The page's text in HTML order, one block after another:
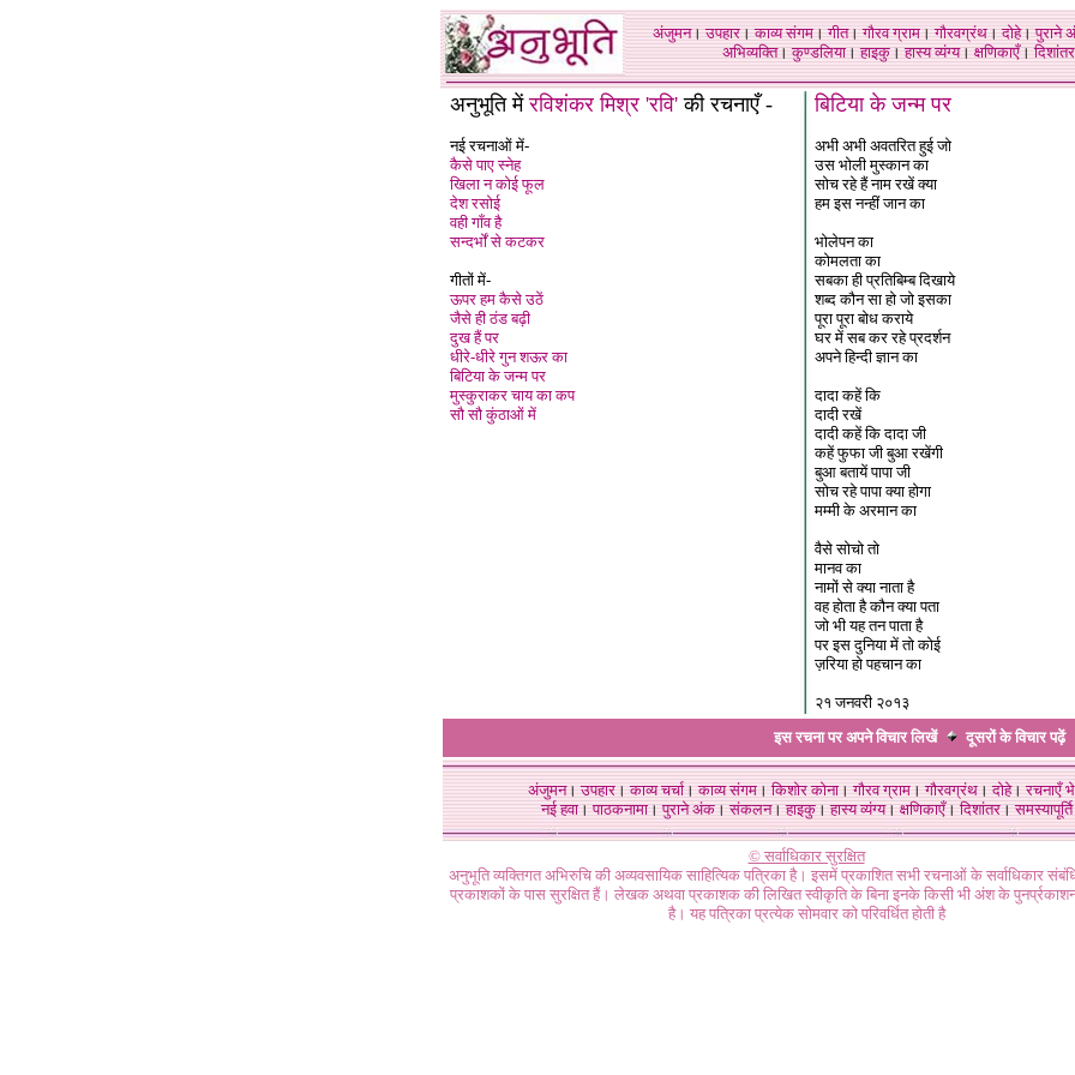
अंजुमन।उपहार।काव्य संगम।गीत।गौरव ग्राम।गौरवग्रंथ।दोहे।पुराने
अभिव्यक्ति।कुण्डलिया।हाइकु।हास्य व्यंग्य।क्षणिकाएँ।दिशांतर
अनुभूति मेंरविशंकर मिश्र 'रवि' की रचनाएँ -
नई रचनाओं में-
कैसे पाए स्नेह
खिला न कोई फूल
देश रसोई
वही गाँव है
सन्दर्भों से कटकर
गीतों में-
ऊपर हम कैसे उठें
जैसे ही ठंड बढ़ी
दुख हैं पर
धीरे-धीरे गुन शऊर का
बिटिया के जन्म पर
मुस्कुराकर चाय का कप
सौ सौ कुंठाओं में
बिटिया के जन्म पर
अभी अभी अवतरित हुई जो
उस भोली मुस्कान का
सोच रहे हैं नाम रखें क्या
हम इस नन्हीं जान का
भोलेपन का
कोमलता का
सबका ही प्रतिबिम्ब दिखाये
शब्द कौन सा हो जो इसका
पूरा पूरा बोध कराये
घर में सब कर रहे प्रदर्शन
अपने हिन्दी ज्ञान का
दादा कहें कि
दादी रखें
दादी कहें कि दादा जी
कहें फुफा जी बुआ रखेंगी
बुआ बतायें पापा जी
सोच रहे पापा क्या होगा
मम्मी के अरमान का
वैसे सोचो तो
मानव का
नामों से क्या नाता है
वह होता है कौन क्या पता
जो भी यह तन पाता है
पर इस दुनिया में तो कोई
ज़रिया हो पहचान का
२१ जनवरी २०१३
इस रचना पर अपने विचार लिखें
दूसरों के विचारपढ़ें
अंजुमन।उपहार।काव्य चर्चा।काव्य संगम।किशोर कोना।गौरव ग्राम।गौरवग्रंथ।दोहे।रचनाएँ
नई हवा। पाठकनामा। पुराने अंक। संकलन। हाइकु। हास्य व्यंग्य। क्षणिकाएँ। दिशांतर। समस्यापूर्ति
© सर्वाधिकार सुरक्षित
अनुभूति व्यक्तिगत अभिरुचि की अव्यवसायिक साहित्यिक पत्रिका है। इसमें प्रकाशित सभी रचनाओं के सर्वाधिकार
प्रकाशकों के पास सुरक्षित हैं। लेखक अथवा प्रकाशक की लिखित स्वीकृति के बिना इनके किसी भी अंश के
है। यह पत्रिका प्रत्येक सोमवार को परिवर्धित होती है